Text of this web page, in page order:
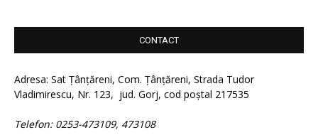
CONTACT
Adresa: Sat Țânțăreni, Com. Țânțăreni, Strada Tudor
Vladimirescu, Nr. 123, jud. Gorj, cod poștal 217535
Telefon: 0253-473109, 473108